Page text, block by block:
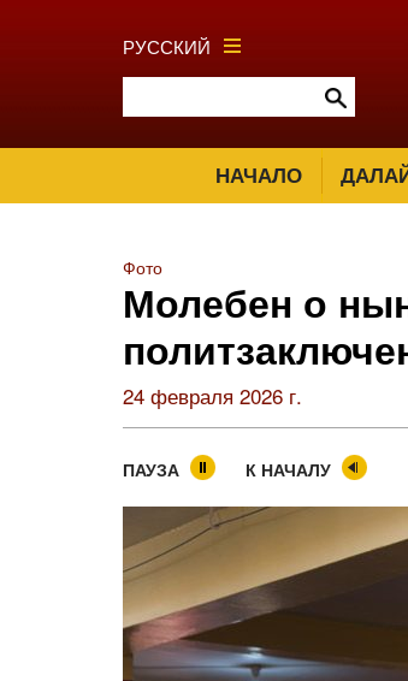
РУССКИЙ
НАЧАЛО
Фото
Молебен о
24 февраля 2026 г.
ПАУЗА К НАЧАЛУ